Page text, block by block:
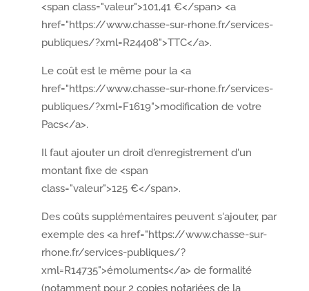
<span class="valeur">101,41 €</span> <a
href="https://www.chasse-sur-rhone.fr/services-
publiques/?xml=R24408">TTC</a>.
Le coût est le même pour la <a
href="https://www.chasse-sur-rhone.fr/services-
publiques/?xml=F1619">modification de votre
Pacs</a>.
Il faut ajouter un droit d'enregistrement d'un
montant fixe de <span
class="valeur">125 €</span>.
Des coûts supplémentaires peuvent s'ajouter, par
exemple des <a href="https://www.chasse-sur-
rhone.fr/services-publiques/?
xml=R14735">émoluments</a> de formalité
(notamment pour 2 copies notariées de la